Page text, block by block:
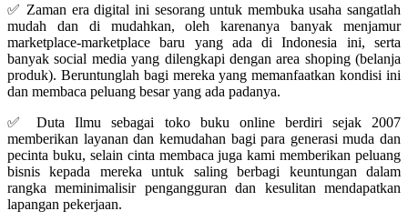
✅ Zaman era digital ini sesorang untuk membuka usaha sangatlah
mudah dan di mudahkan, oleh karenanya banyak menjamur
marketplace-marketplace baru yang ada di Indonesia ini, serta
banyak social media yang dilengkapi dengan area shoping (belanja
produk). Beruntunglah bagi mereka yang memanfaatkan kondisi ini
dan membaca peluang besar yang ada padanya.
✅ Duta Ilmu sebagai toko buku online berdiri sejak 2007
memberikan layanan dan kemudahan bagi para generasi muda dan
pecinta buku, selain cinta membaca juga kami memberikan peluang
bisnis kepada mereka untuk saling berbagi keuntungan dalam
rangka meminimalisir pengangguran dan kesulitan mendapatkan
lapangan pekerjaan.